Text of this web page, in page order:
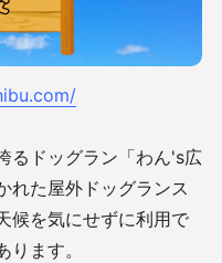
るドッグラン「わん's広
れた屋外ドッグランス
候を気にせずに利用で
ます。